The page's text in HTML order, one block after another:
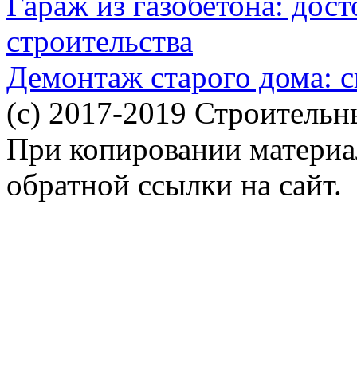
строительства
Демонтаж старого дома:
(c) 2017-2019
При копировании
обратной ссылки на сайт.